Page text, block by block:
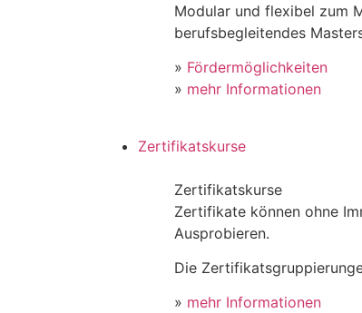
Modular und flexibel zum
berufsbegleitendes
» Fördermöglichkeiten
» mehr Informationen
Zertifikatskurse
Zertifikatskurse
Zertifikate können ohne
Ausprobieren.
Die
» mehr Informationen